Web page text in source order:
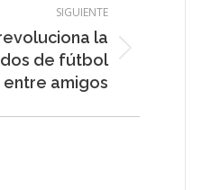
SIGUIENTE
la
de fútbol
entre amigos